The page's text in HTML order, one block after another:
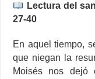
Lectura del
27-40
En aquel tiempo,
que niegan la
Moisés nos